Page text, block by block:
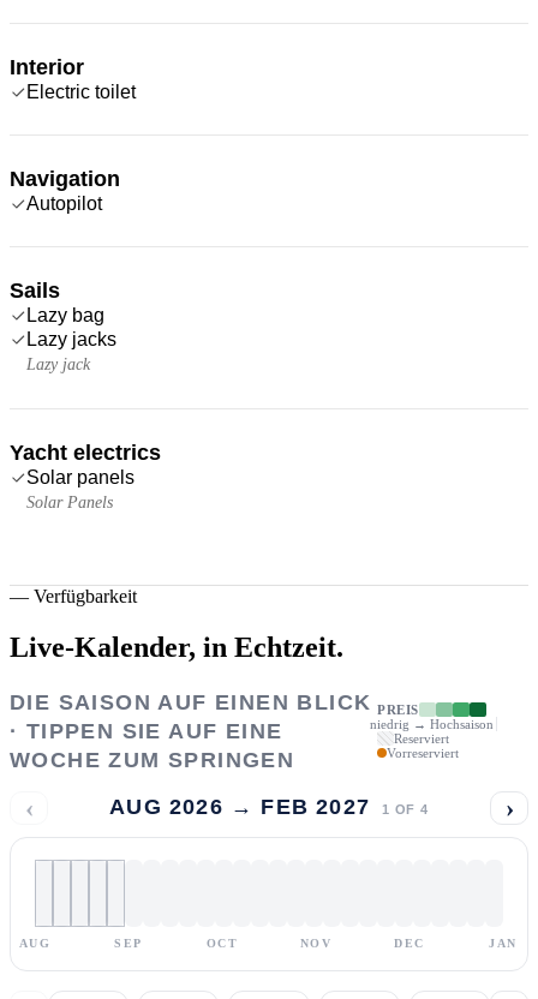
Interior
Electric toilet
Navigation
Autopilot
Sails
Lazy bag
Lazy jacks
Lazy jack
Yacht electrics
Solar panels
Solar Panels
— Verfügbarkeit
Live-Kalender, in Echtzeit.
DIE SAISON AUF EINEN BLICK
· TIPPEN SIE AUF EINE
WOCHE ZUM SPRINGEN
PREIS
niedrig → Hochsaison
Reserviert
Vorreserviert
‹ AUG 2026 → FEB 2027 1 OF 4 ›
AUG SEP OCT NOV DEC JAN